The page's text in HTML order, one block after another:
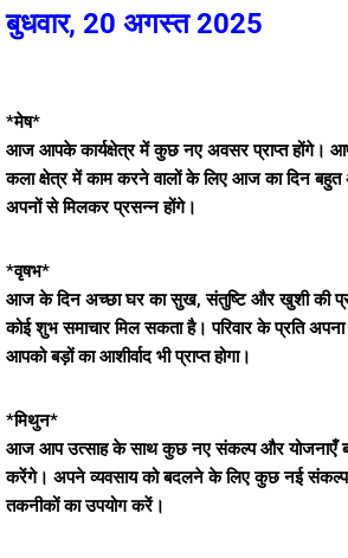
बुधवार, 20 अगस्त 2025
*मेष*
आज आपके कार्यक्षेत्र में कुछ नए अवसर प्राप्त होंगे।
कला क्षेत्र में काम करने वालों के लिए आज का दिन
अपनों से मिलकर प्रसन्न होंगे।
*वृषभ*
आज के दिन अच्छा घर का सुख, संतुष्टि और खुशी की
कोई शुभ समाचार मिल सकता है। परिवार के प्रति
आपको बड़ों का आशीर्वाद भी प्राप्त होगा।
*मिथुन*
आज आप उत्साह के साथ कुछ नए संकल्प और योजनाएँ
करेंगे। अपने व्यवसाय को बदलने के लिए कुछ नई
तकनीकों का उपयोग करें।